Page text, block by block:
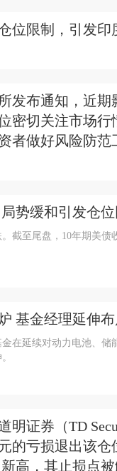
位限制，引发印
发布通知，近
密切关注市场
者做好风险防
势缓和引发仓
截至尾盘，10年期美债
基金经理延伸
在延续对动力电池、
明证券（TD
的亏损退出该
高，其止损点